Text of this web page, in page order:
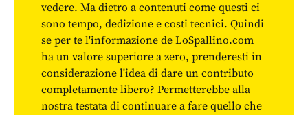
vedere. Ma dietro a contenuti come questi ci
sono tempo, dedizione e costi tecnici. Quindi
se per te l'informazione de LoSpallino.com
ha un valore superiore a zero, prenderesti in
considerazione l'idea di dare un contributo
completamente libero? Permetterebbe alla
nostra testata di continuare a fare quello che